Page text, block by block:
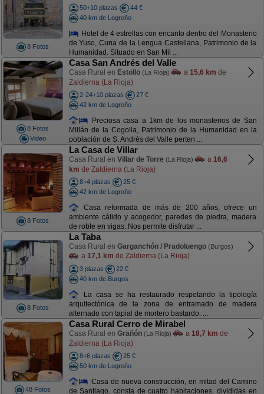
8 Fotos
50+10 plazas
44 €
40 km de Logroño
Hotel de 4 estrellas con encanto dentro del Monasterio
de Yuso, Cuna de la Lengua Castellana, Patrimonio de la
Humanidad. Situado en San Mil ...
8 Fotos
Video
Casa San Andrés del Valle
Casa Rural en Estollo (La Rioja) a 15,6 km de
Zaldierna (La Rioja)
2-24+10 plazas
27 €
42 km de Logroño
Preciosa casa a 1km de los monasterios de San
Millán de la Cogolla, Patrimonio de la Humanidad en la
población de S. Andrés del Valle perten ...
8 Fotos
La Casa de Villar
Casa Rural en Villar de Torre (La Rioja) a 16,6
km de Zaldierna (La Rioja)
8+4 plazas
25 €
42 km de Logroño
Casa reformada de más de 200 años, ofrece un
ambiente cálido y acogedor, paredes de piedra, madera
de roble en vigas. Nos permite disfrutar ...
8 Fotos
La Taba
Casa Rural en Garganchón / Pradoluengo (Burgos)
a 17,1 km de Zaldierna (La Rioja)
3 plazas
22 €
40 km de Burgos
La casa se ha restaurado respetando la tipología
arquitectónica de la zona de entramado de madera
alternado con tapial de mortero bastardo. ...
48 Fotos
Casa Rural Cerro de Mirabel
Casa Rural en Grañón (La Rioja) a 18,7 km de
Zaldierna (La Rioja)
8+6 plazas
25 €
50 km de Logroño
Casa de nueva construcción, en mitad del Camino
de Santiago, consta de cuatro habitaciones, divididas en